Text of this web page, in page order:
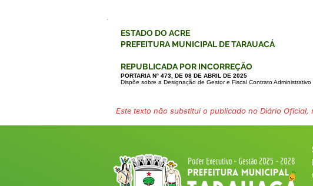
ESTADO DO ACRE
PREFEITURA MUNICIPAL DE TARAUACÁ
REPUBLICADA POR INCORREÇÃO
PORTARIA N° 473, DE 08 DE ABRIL DE 2025
Dispõe sobre a Designação de Gestor e Fiscal Contrato Administrativo
Este texto não substitui o publicado no Diário